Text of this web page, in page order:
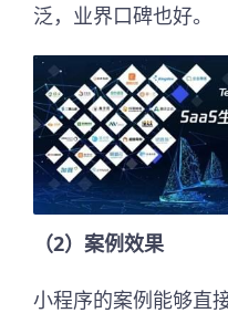
泛，业界口碑也好。
（2）案例效果
小程序的案例能够直